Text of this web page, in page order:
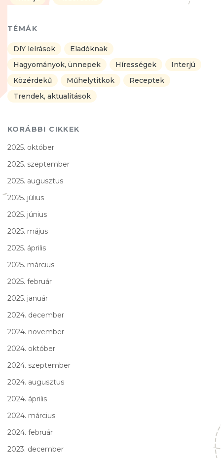
TÉMÁK
DlY leírások
Eladóknak
Hagyományok, ünnepek
Hírességek
Interjú
Közérdekű
Műhelytitkok
Receptek
Trendek, aktualitások
KORÁBBI CIKKEK
2025. október
2025. szeptember
2025. augusztus
2025. július
2025. június
2025. május
2025. április
2025. március
2025. február
2025. január
2024. december
2024. november
2024. október
2024. szeptember
2024. augusztus
2024. április
2024. március
2024. február
2023. december